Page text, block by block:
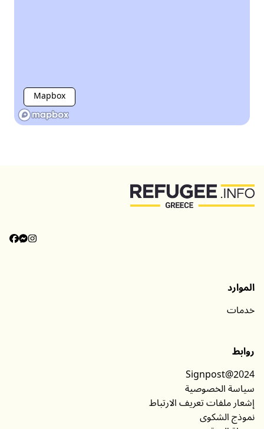
Mapbox
الموارد
خدمات
روابط
Signpost@2024
سياسة الخصوصية
إشعار ملفات تعريف الارتباط
نموذج الشكوى